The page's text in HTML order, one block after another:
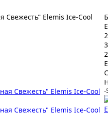
Свежесть" Elemis Ice-Cool
2
-